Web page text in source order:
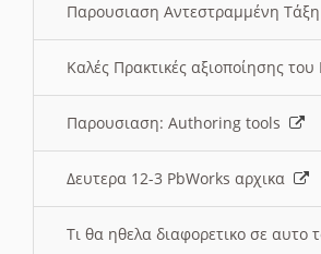
Παρουσιαση Αντεστραμμένη Τάξη
Καλές Πρακτικές αξιοποίησης του
Παρουσιαση: Authoring tools
Δευτερα 12-3 PbWorks αρχικα
Τι θα ηθελα διαφορετικο σε